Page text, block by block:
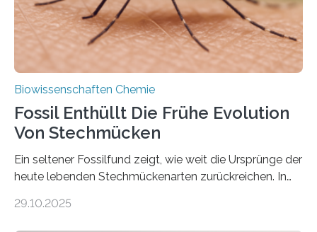
nächsten…
Biowissenschaften Chemie
Fossil Enthüllt Die Frühe Evolution
Von Stechmücken
Ein seltener Fossilfund zeigt, wie weit die Ursprünge der
heute lebenden Stechmückenarten zurückreichen. In
Forschende die bisher älteste bekannte Stechmücken-
29.10.2025